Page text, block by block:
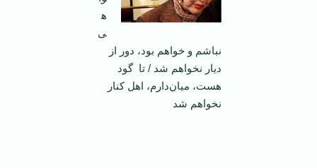
ه
ی
نباشم و خواهم بود، دور از
ديار نخواهم شد / تا گود
هست، ميان‌دارم، اهل کنار
نخواهم شد